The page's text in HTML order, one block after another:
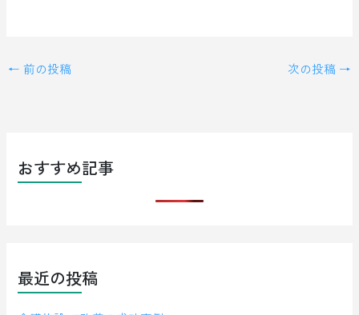
← 前の投稿 次の投稿 →
おすすめ記事
最近の投稿